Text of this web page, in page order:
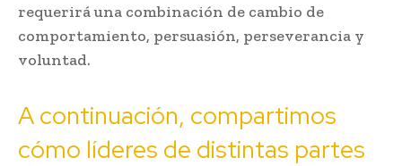
requerirá una combinación de cambio de
comportamiento, persuasión, perseverancia y
voluntad.
A continuación, compartimos
cómo líderes de distintas partes